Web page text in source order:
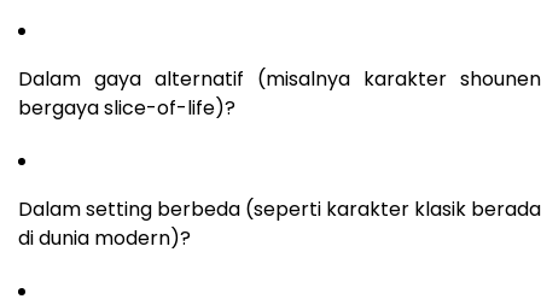
Dalam gaya alternatif (misalnya karakter shounen
bergaya slice-of-life)?
Dalam setting berbeda (seperti karakter klasik berada
di dunia modern)?